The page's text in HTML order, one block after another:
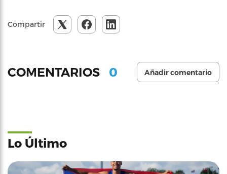
Compartir
COMENTARIOS 0 Añadir comentario
Lo Último